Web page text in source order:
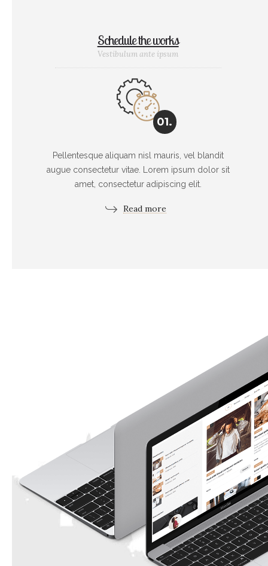
Schedule the works
Vestibulum ante ipsum
01.
Pellentesque aliquam nisl mauris, vel blandit
augue consectetur vitae. Lorem ipsum dolor sit
amet, consectetur adipiscing elit.
Read more